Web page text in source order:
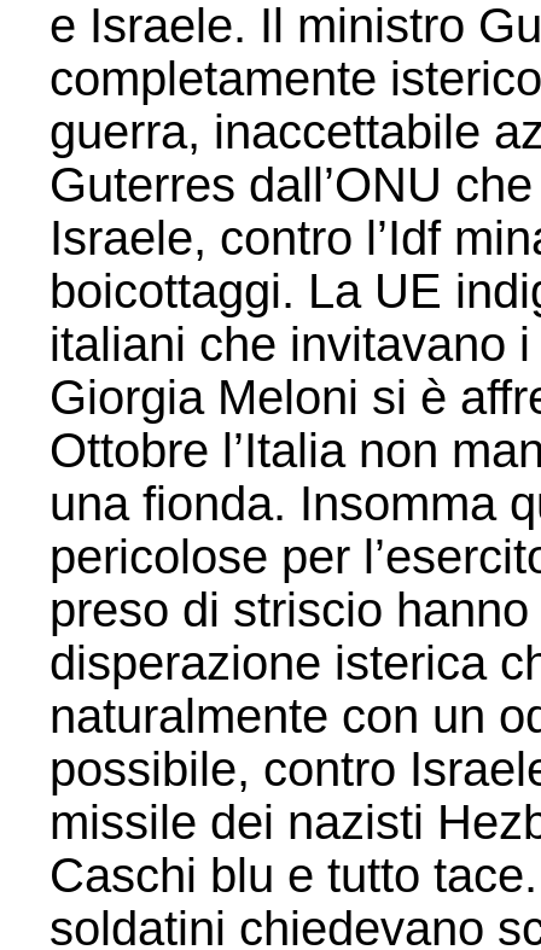
e Israele. Il ministro
completamente
guerra, inaccettabile
Guterres dall’ONU
Israele, contro l’Idf
boicottaggi. La UE
italiani che invitavano
Giorgia Meloni si è
Ottobre l’Italia non
una fionda. Insomma
pericolose per
preso di striscio
disperazione isterica
naturalmente con un
possibile, contro
missile dei nazisti
Caschi blu e tutto
soldatini chiedevano